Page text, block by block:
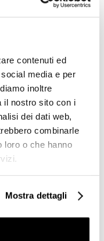
contenuti ed
media e per
inoltre
il nostro sito con i
dei dati web,
combinarle
loro o che hanno
Mostra dettagli
mosaico foglia oro
2x100 a mano,